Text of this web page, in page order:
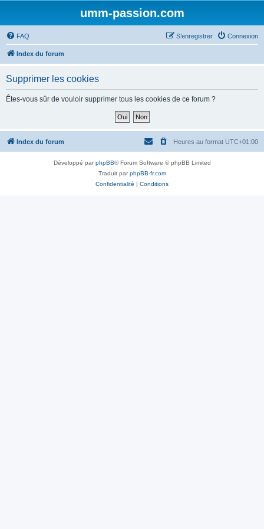
umm-passion.com
FAQ Connexion
S’enregistrer
Index du forum
Supprimer les cookies
Êtes-vous sûr de vouloir supprimer tous les cookies de ce forum ?
Index du forum Heures au format UTC+01:00
Développé parphpBB® Forum Software © phpBB Limited
Traduit parphpBB-fr.com
Confidentialité | Conditions